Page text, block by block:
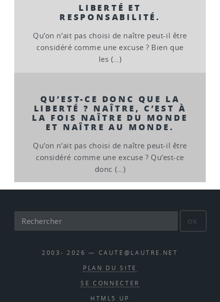
LIBERTÉ ET
RESPONSABILITÉ.
Qu’on n’ait pas choisi de naître peut-il être
considéré comme une excuse ? Bien que
les (…)
QU’EST-CE DONC QUE LA
LIBERTÉ ? NAÎTRE, C’EST À
LA FOIS NAÎTRE DU MONDE
ET NAÎTRE AU MONDE.
Qu’on n’ait pas choisi de naître peut-il être
considéré comme une excuse ? Qu’est-ce
donc (…)
OK
2003- 2026 — CAUTE@LAUTRE.NET
PLAN DU SITE
SE CONNECTER
HTML5 UP